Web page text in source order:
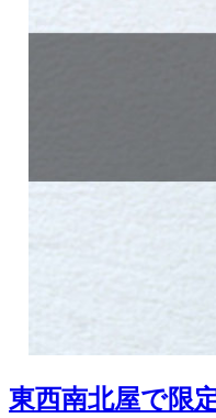
東西南北屋で限